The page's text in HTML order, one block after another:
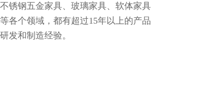
不锈钢五金家具、玻璃家具、软体家具
等各个领域，都有超过15年以上的产品
研发和制造经验。